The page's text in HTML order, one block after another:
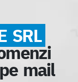
SRL
mail